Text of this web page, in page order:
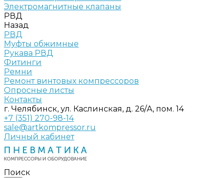
Электромагнитные клапаны
РВД
Назад
РВД
Муфты обжимные
Рукава РВД
Фитинги
Ремни
Ремонт винтовых компрессоров
Опросные листы
Контакты
г. Челябинск, ул. Каслинская, д. 26/А, пом. 14
+7 (351) 270-98-14
sale@artkompressor.ru
Личный кабинет
Поиск